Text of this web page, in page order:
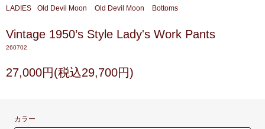
LADIES Old Devil Moon Old Devil Moon Bottoms
Vintage 1950’s Style Lady's Work Pants
260702
27,000円(税込29,700円)
カラー